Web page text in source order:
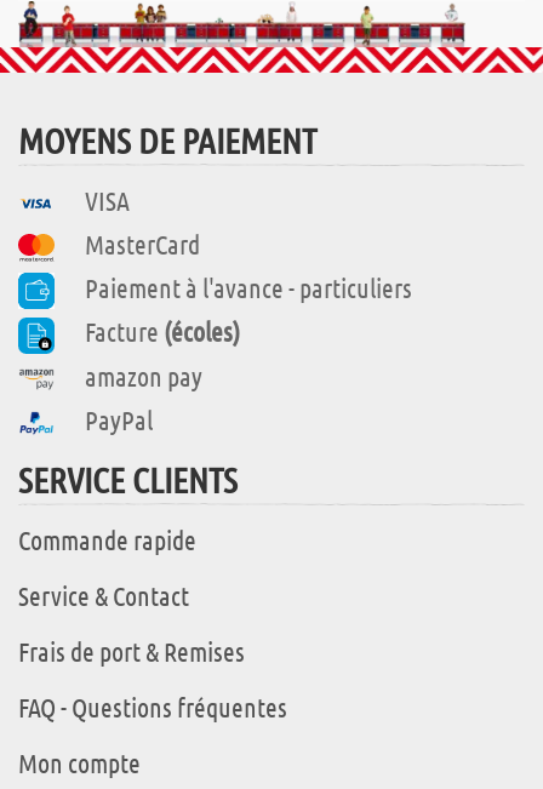
MOYENS DE PAIEMENT
VISA
MasterCard
Paiement à l'avance - particuliers
Facture (écoles)
amazon pay
PayPal
SERVICE CLIENTS
Commande rapide
Service & Contact
Frais de port & Remises
FAQ - Questions fréquentes
Mon compte